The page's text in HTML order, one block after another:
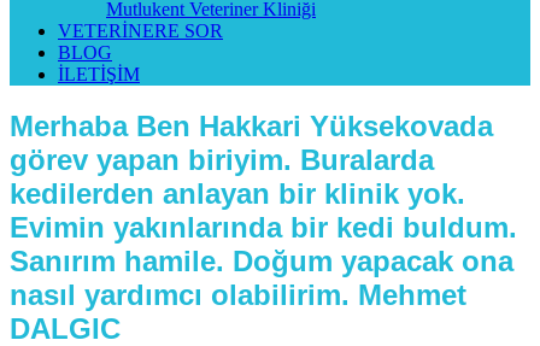
Mutlukent Veteriner Kliniği
VETERİNERE SOR
BLOG
İLETİŞİM
Merhaba Ben Hakkari Yüksekovada
görev yapan biriyim. Buralarda
kedilerden anlayan bir klinik yok.
Evimin yakınlarında bir kedi buldum.
Sanırım hamile. Doğum yapacak ona
nasıl yardımcı olabilirim. Mehmet
DALGIC